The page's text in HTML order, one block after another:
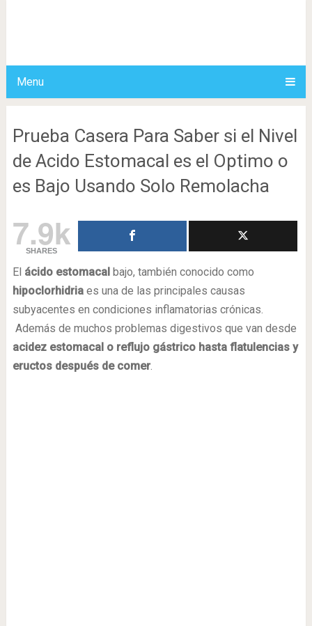
Menu
Prueba Casera Para Saber si el Nivel
de Acido Estomacal es el Optimo o
es Bajo Usando Solo Remolacha
7.9k
SHARES
El ácido estomacalbajo, también conocido como
hipoclorhidriaes una de las principales causas
subyacentes en condiciones inflamatorias crónicas.
Además de muchos problemas digestivos que van desde
acidez estomacal o reflujo gástrico hasta flatulencias y
eructos después de comer.